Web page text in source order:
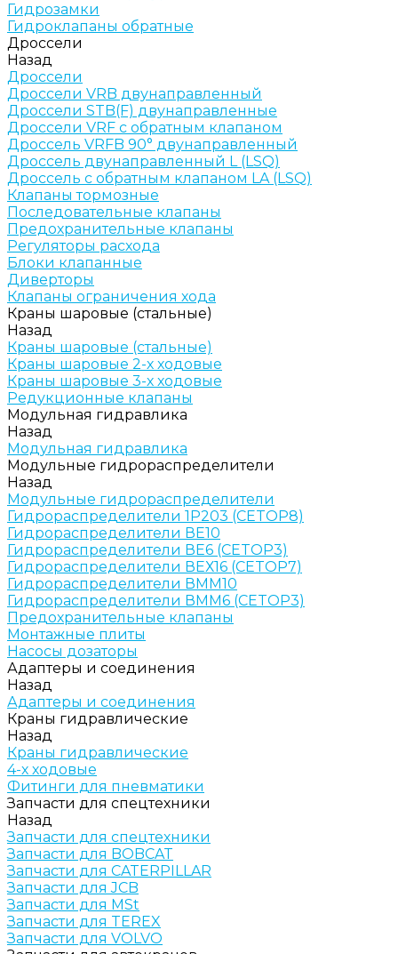
Гидрозамки
Гидроклапаны обратные
Дроссели
Назад
Дроссели
Дроссели VRB двунаправленный
Дроссели STB(F) двунаправленные
Дроссели VRF с обратным клапаном
Дроссель VRFB 90° двунаправленный
Дроссель двунаправленный L (LSQ)
Дроссель с обратным клапаном LA (LSQ)
Клапаны тормозные
Последовательные клапаны
Предохранительные клапаны
Регуляторы расхода
Блоки клапанные
Диверторы
Клапаны ограничения хода
Краны шаровые (стальные)
Назад
Краны шаровые (стальные)
Краны шаровые 2-х ходовые
Краны шаровые 3-х ходовые
Редукционные клапаны
Модульная гидравлика
Назад
Модульная гидравлика
Модульные гидрораспределители
Назад
Модульные гидрораспределители
Гидрораспределители 1Р203 (CETOP8)
Гидрораспределители ВЕ10
Гидрораспределители ВЕ6 (CETOP3)
Гидрораспределители ВЕХ16 (CETOP7)
Гидрораспределители ВММ10
Гидрораспределители ВММ6 (CETOP3)
Предохранительные клапаны
Монтажные плиты
Насосы дозаторы
Адаптеры и соединения
Назад
Адаптеры и соединения
Краны гидравлические
Назад
Краны гидравлические
4-х ходовые
Фитинги для пневматики
Запчасти для спецтехники
Назад
Запчасти для спецтехники
Запчасти для BOBCAT
Запчасти для CATERPILLAR
Запчасти для JCB
Запчасти для MSt
Запчасти для TEREX
Запчасти для VOLVO